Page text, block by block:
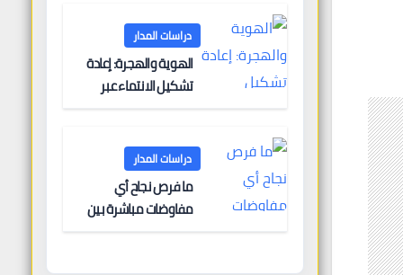
دراسات المدار
الهوية والهجرة: إعادة
تشكيل الانتماء عبر
دراسات المدار
ما فرص نجاح أي
مفاوضات مباشرة بين